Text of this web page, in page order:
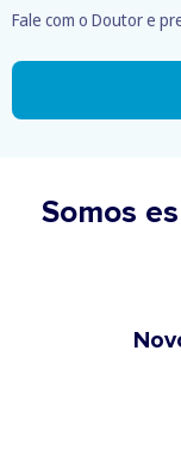
Fale com o Doutor e
Somos